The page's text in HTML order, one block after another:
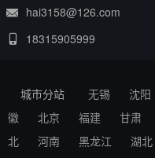
hai3158@126.com
18315905999
城市分站 无锡 沈阳
徽
北京 福建 甘肃
北
河南 黑龙江 湖北